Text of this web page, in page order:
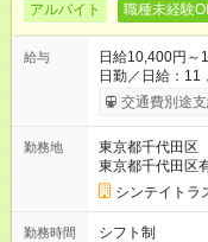
アルバイト 職種未経験
給与
日給10,400円～
日勤／日給：11，
が週2日以下の
350円 ■交通費別途全額支給 ※規定あり ■支払方法：日払い └日
⇒希望をお聞か
日給保障あり └早く終
研修 ≫ 研修時の給与： 日給10，000円×3日間（24時間） ＝研
修費として合計
【試用期間】試
交通費別途支
勤務地
東京都千代田区
東京都千代田区
シンテイト
勤務時間
シフト制